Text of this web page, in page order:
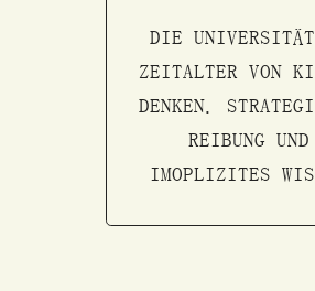
DIE
ZEITALTER VON
DENKEN.
REIBUNG UND
IMOPLIZITES